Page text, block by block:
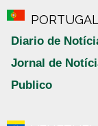
Diario de
Jornal de
Publico